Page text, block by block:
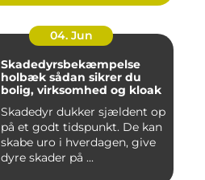
04. Jun
Skadedyrsbekæmpelse
holbæk sådan sikrer du
bolig, virksomhed og kloak
Skadedyr dukker sjældent op
på et godt tidspunkt. De kan
skabe uro i hverdagen, give
dyre skader på ...